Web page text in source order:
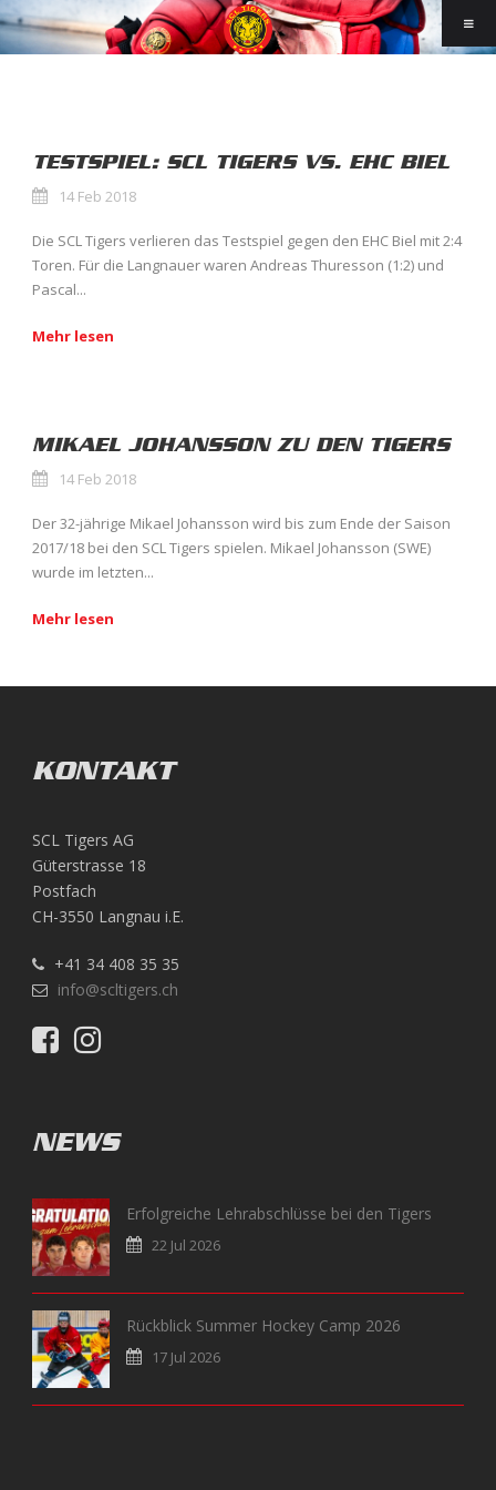
TESTSPIEL: SCL TIGERS VS. EHC BIEL
14 Feb 2018
Die SCL Tigers verlieren das Testspiel gegen den EHC Biel mit 2:4
Toren. Für die Langnauer waren Andreas Thuresson (1:2) und
Pascal...
Mehr lesen
MIKAEL JOHANSSON ZU DEN TIGERS
14 Feb 2018
Der 32-jährige Mikael Johansson wird bis zum Ende der Saison
2017/18 bei den SCL Tigers spielen. Mikael Johansson (SWE)
wurde im letzten...
Mehr lesen
KONTAKT
SCL Tigers AG
Güterstrasse 18
Postfach
CH-3550 Langnau i.E.
+41 34 408 35 35
info@scltigers.ch
NEWS
Erfolgreiche Lehrabschlüsse bei den Tigers
22 Jul 2026
Rückblick Summer Hockey Camp 2026
17 Jul 2026